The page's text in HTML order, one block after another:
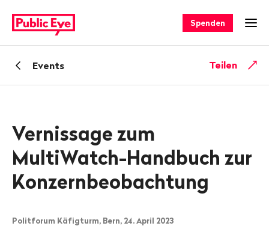
auf
publiceye.ch
Spenden
ZurückEvents Teilen
Vernissage zum
MultiWatch-Handbuch zur
Konzernbeobachtung
Politforum Käfigturm, Bern, 24. April 2023